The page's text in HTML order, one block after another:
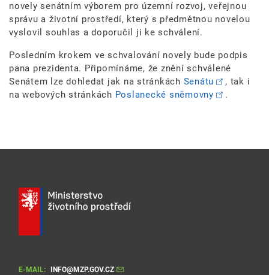
novely senátním výborem pro územní rozvoj, veřejnou
správu a životní prostředí, který s předmětnou novelou
vyslovil souhlas a doporučil ji ke schválení.
Posledním krokem ve schvalování novely bude podpis
pana prezidenta. Připomínáme, že znění schválené
Senátem lze dohledat jak na stránkách Senátu
, tak i
na webových stránkách Poslanecké sněmovny .
E-MAIL:
INFO@MZP.GOV.CZ